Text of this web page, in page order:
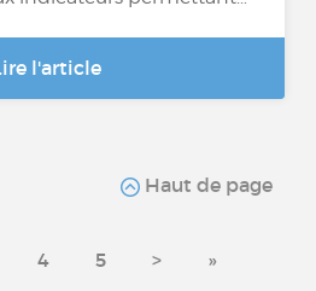
l'article
Haut de page
4 5 > »